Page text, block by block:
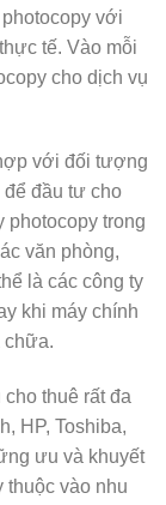
với
tế. Vào mỗi
cho dịch vụ
với đối tượng
để đầu tư cho
photocopy trong
văn phòng,
là các công ty
khi máy chính
chữa.
thuê rất đa
HP, Toshiba,
ưu và khuyết
thuộc vào nhu